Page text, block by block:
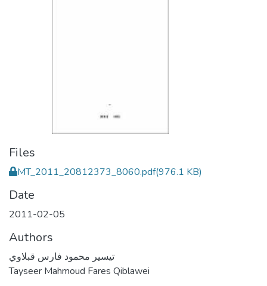
Files
MT_2011_20812373_8060.pdf(976.1 KB)
Date
2011-02-05
Authors
تيسير محمود فارس قبلاوي
Tayseer Mahmoud Fares Qiblawei